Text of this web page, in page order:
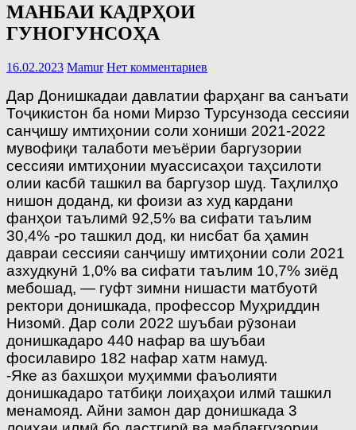
МАНБАИ КАДРҲОИ
ГУНОГУНСОҲА
16.02.2023 Mamur Нет комментариев
Дар Донишкадаи давлатии фарҳанг ва санъати
Тоҷикистон ба номи Мирзо Турсунзода сессияи
санҷишу имтиҳонии соли хониши 2021-2022
мувофиқи талаботи меъёрии баргузории
сессияи имтиҳонии муассисаҳои таҳсилоти
олии касбӣ ташкил ва баргузор шуд. Таҳлилҳо
нишон доданд, ки фоизи аз худ кардани
фанҳои таълимӣ 92,5% ва сифати таълим
30,4% -ро ташкил дод, ки нисбат ба ҳамин
давраи сессияи санҷишу имтиҳонии соли 2021
азхудкунӣ 1,0% ва сифати таълим 10,7% зиёд
мебошад, — гуфт зимни нишасти матбуотӣ
ректори донишкада, профессор Муҳриддин
Низомӣ. Дар соли 2022 шуъбаи рӯзонаи
донишкадаро 440 нафар ва шуъбаи
фосилавиро 182 нафар хатм намуд.
-Яке аз бахшҳои муҳимми фаъолияти
донишкадаро татбиқи лоиҳаҳои илмӣ ташкил
менамояд. Айни замон дар донишкада 3